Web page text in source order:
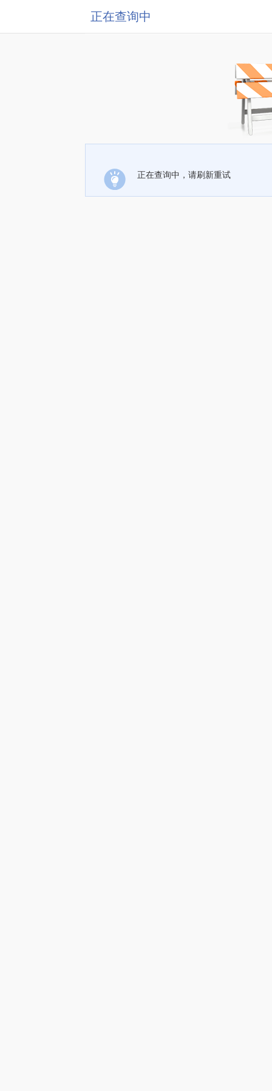
正在查询中
正在查询中，请刷新重试